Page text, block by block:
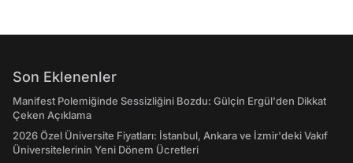
Son Eklenenler
Manifest Polemiğinde Sessizliğini Bozdu: Gülçin Ergül'den Dikkat
Çeken Açıklama
2026 Özel Üniversite Fiyatları: İstanbul, Ankara ve İzmir'deki Vakıf
Üniversitelerinin Yeni Dönem Ücretleri